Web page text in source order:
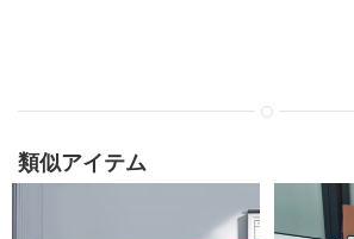
類似アイテム